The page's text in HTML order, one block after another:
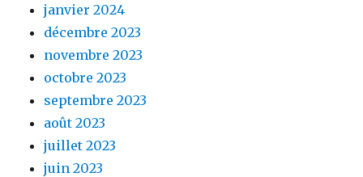
janvier 2024
décembre 2023
novembre 2023
octobre 2023
septembre 2023
août 2023
juillet 2023
juin 2023